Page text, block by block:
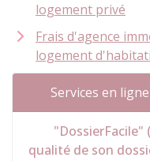
logement privé
Frais d'agence
logement
Services en
"DossierFacile"
qualité de son